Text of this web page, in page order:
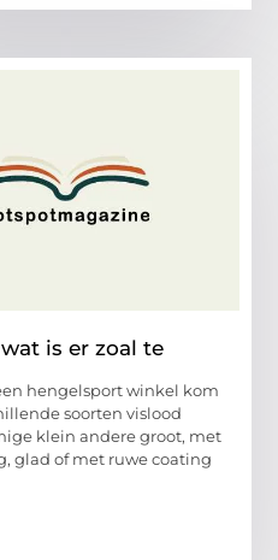
is er zoal te
hengelsport winkel kom
soorten vislood
klein andere groot, met
glad of met ruwe coating